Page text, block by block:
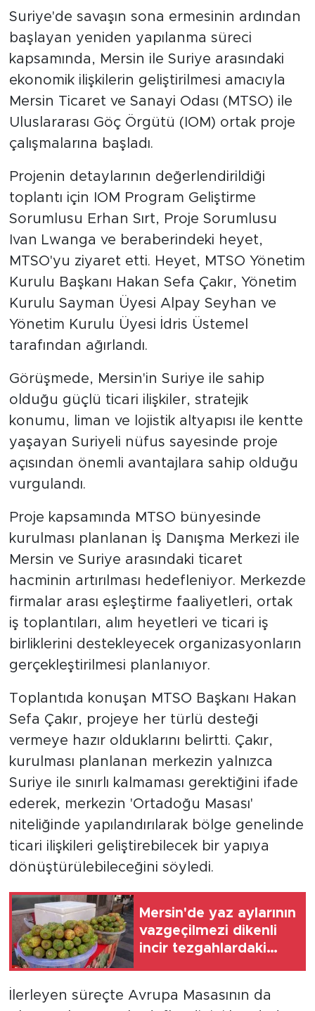
Suriye'de savaşın sona ermesinin ardından
başlayan yeniden yapılanma süreci
kapsamında, Mersin ile Suriye arasındaki
ekonomik ilişkilerin geliştirilmesi amacıyla
Mersin Ticaret ve Sanayi Odası (MTSO) ile
Uluslararası Göç Örgütü (IOM) ortak proje
çalışmalarına başladı.
Projenin detaylarının değerlendirildiği
toplantı için IOM Program Geliştirme
Sorumlusu Erhan Sırt, Proje Sorumlusu
Ivan Lwanga ve beraberindeki heyet,
MTSO'yu ziyaret etti. Heyet, MTSO Yönetim
Kurulu Başkanı Hakan Sefa Çakır, Yönetim
Kurulu Sayman Üyesi Alpay Seyhan ve
Yönetim Kurulu Üyesi İdris Üstemel
tarafından ağırlandı.
Görüşmede, Mersin'in Suriye ile sahip
olduğu güçlü ticari ilişkiler, stratejik
konumu, liman ve lojistik altyapısı ile kentte
yaşayan Suriyeli nüfus sayesinde proje
açısından önemli avantajlara sahip olduğu
vurgulandı.
Proje kapsamında MTSO bünyesinde
kurulması planlanan İş Danışma Merkezi ile
Mersin ve Suriye arasındaki ticaret
hacminin artırılması hedefleniyor. Merkezde
firmalar arası eşleştirme faaliyetleri, ortak
iş toplantıları, alım heyetleri ve ticari iş
birliklerini destekleyecek organizasyonların
gerçekleştirilmesi planlanıyor.
Toplantıda konuşan MTSO Başkanı Hakan
Sefa Çakır, projeye her türlü desteği
vermeye hazır olduklarını belirtti. Çakır,
kurulması planlanan merkezin yalnızca
Suriye ile sınırlı kalmaması gerektiğini ifade
ederek, merkezin 'Ortadoğu Masası'
niteliğinde yapılandırılarak bölge genelinde
ticari ilişkileri geliştirebilecek bir yapıya
dönüştürülebileceğini söyledi.
Mersin'de yaz aylarının
vazgeçilmezi dikenli
incir tezgahlardaki
İlerleyen süreçte Avrupa Masasının da